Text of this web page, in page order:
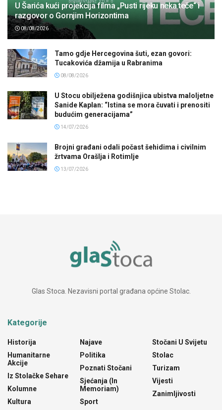
U Šarića kući projekcija filma „Pusti rijeku neka teče“ i
razgovor o Gornjim Horizontima
08/08/2026
Tamo gdje Hercegovina šuti, ezan govori:
Tucakovića džamija u Rabranima
08/08/2026
U Stocu obilježena godišnjica ubistva maloljetne
Sanide Kaplan: “Istina se mora čuvati i prenositi
budućim generacijama”
14/07/2026
Brojni građani odali počast šehidima i civilnim
žrtvama Orašlja i Rotimlje
13/07/2026
Glas Stoca. Nezavisni portal građana općine Stolac.
Kategorije
Historija
Humanitarne
Akcije
Iz Stolačke Sehare
Kolumne
Kultura
Najave
Politika
Poznati Stočani
Sjećanja (In
Memoriam)
Sport
Stočani U Svijetu
Stolac
Turizam
Vijesti
Zanimljivosti